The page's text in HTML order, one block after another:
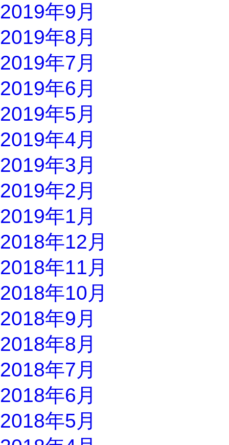
2019年9月
2019年8月
2019年7月
2019年6月
2019年5月
2019年4月
2019年3月
2019年2月
2019年1月
2018年12月
2018年11月
2018年10月
2018年9月
2018年8月
2018年7月
2018年6月
2018年5月